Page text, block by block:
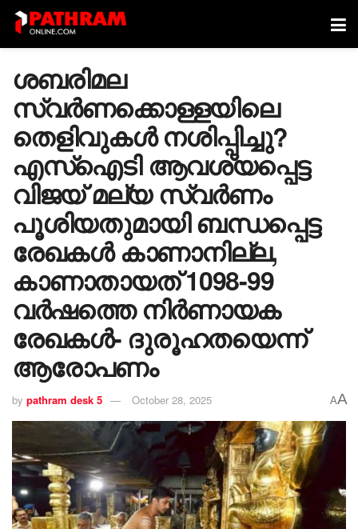
ശബരിമല
സ്വർണക്കൊള്ളയിലെ
തെളിവുകൾ നശിപ്പിച്ചു?
എസ്ഐടി ആവശ്യപ്പെട്ട
വിജയ് മല്യ സ്വർണം
പൂശിയതുമായി ബന്ധപ്പെട്ട
രേഖകൾ കാണാനില്ല,
കാണാതായത് 1098-99
വർഷത്തെ നിർണായക
രേഖകൾ- ദുരൂഹതയെന്ന്
ആരോപണം
by pathram desk 5 October 28, 2025 AA